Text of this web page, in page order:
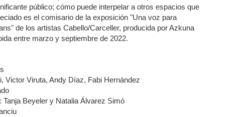
público; cómo puede interpelar a otros espacios que
es el comisario de la exposición "Una voz para
de los artistas Cabello/Carceller, producida por Azkuna
entre marzo y septiembre de 2022.
Victor Viruta, Andy Díaz, Fabi Hernández
Tanja Beyeler y Natalia Álvarez Simó